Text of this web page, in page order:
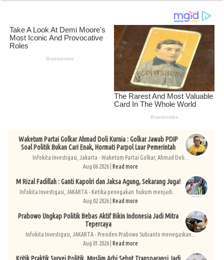
Waketum Partai Golkar Ahmad Doli Kurnia : Golkar Jawab PDIP
Soal Politik Bukan Cari Enak, Hormati Parpol Luar Pemerintah
Infokita Investigasi, Jakarta - Waketum Partai Golkar, Ahmad Doli...
Aug 06 2026 | Read more
M Rizal Fadillah : Ganti Kapolri dan Jaksa Agung, Sekarang Juga!
Infokita Investigasi, JAKARTA - Ketika penegakan hukum menjadi...
Aug 02 2026 | Read more
Prabowo Ungkap Politik Bebas Aktif Bikin Indonesia Jadi Mitra
Tepercaya
Infokita Investigasi, JAKARTA - Presiden Prabowo Subianto menegaskan...
Aug 01 2026 | Read more